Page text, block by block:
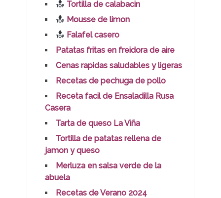
Tortilla de calabacin
Mousse de limon
Falafel casero
Patatas fritas en freidora de aire
Cenas rapidas saludables y ligeras
Recetas de pechuga de pollo
Receta facil de Ensaladilla Rusa
Casera
Tarta de queso La Viña
Tortilla de patatas rellena de
jamon y queso
Merluza en salsa verde de la
abuela
Recetas de Verano 2024